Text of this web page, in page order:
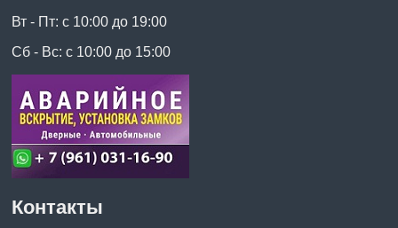
Вт - Пт: с 10:00 до 19:00
Сб - Вс: с 10:00 до 15:00
Контакты